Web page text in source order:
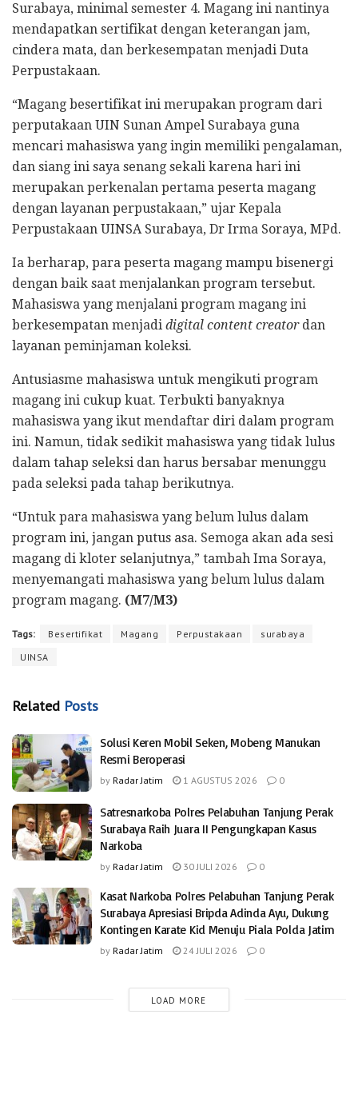
Surabaya, minimal semester 4. Magang ini nantinya
mendapatkan sertifikat dengan keterangan jam,
cindera mata, dan berkesempatan menjadi Duta
Perpustakaan.
“Magang besertifikat ini merupakan program dari
perputakaan UIN Sunan Ampel Surabaya guna
mencari mahasiswa yang ingin memiliki pengalaman,
dan siang ini saya senang sekali karena hari ini
merupakan perkenalan pertama peserta magang
dengan layanan perpustakaan,” ujar Kepala
Perpustakaan UINSA Surabaya, Dr Irma Soraya, MPd.
Ia berharap, para peserta magang mampu bisenergi
dengan baik saat menjalankan program tersebut.
Mahasiswa yang menjalani program magang ini
berkesempatan menjadi digital content creatordan
layanan peminjaman koleksi.
Antusiasme mahasiswa untuk mengikuti program
magang ini cukup kuat. Terbukti banyaknya
mahasiswa yang ikut mendaftar diri dalam program
ini. Namun, tidak sedikit mahasiswa yang tidak lulus
dalam tahap seleksi dan harus bersabar menunggu
pada seleksi pada tahap berikutnya.
“Untuk para mahasiswa yang belum lulus dalam
program ini, jangan putus asa. Semoga akan ada sesi
magang di kloter selanjutnya,” tambah Ima Soraya,
menyemangati mahasiswa yang belum lulus dalam
program magang. (M7/M3)
Tags: Besertifikat Magang Perpustakaan
surabaya
UINSA
Related Posts
Solusi Keren Mobil Seken, Mobeng Manukan
Resmi Beroperasi
by Radar Jatim 1 AGUSTUS 2026 0
Satresnarkoba Polres Pelabuhan Tanjung Perak
Surabaya Raih Juara II Pengungkapan Kasus
Narkoba
by Radar Jatim 30 JULI 2026 0
Kasat Narkoba Polres Pelabuhan Tanjung Perak
Surabaya Apresiasi Bripda Adinda Ayu, Dukung
Kontingen Karate Kid Menuju Piala Polda Jatim
by Radar Jatim 24 JULI 2026 0
LOAD MORE